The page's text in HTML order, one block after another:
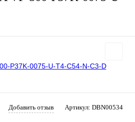
Добавить отзыв Артикул: DBN00534